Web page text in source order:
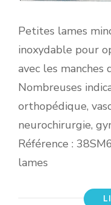
Petites lames
inoxydable pour
avec les
Nombreuses
orthopédique,
neurochirurgie,
Référence :
lames